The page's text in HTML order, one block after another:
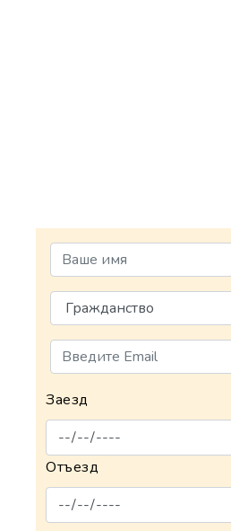
Заезд
Отъезд